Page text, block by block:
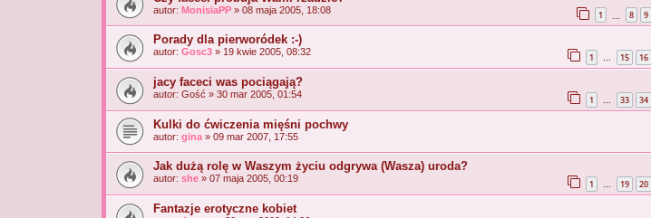
autor: MonisiaPP » 08 maja 2005, 18:08 1 8 9
Porady dla pierworódek :-)
autor: Gosc3 » 19 kwie 2005, 08:32 1 … 15 16
jacy faceci was pociągają?
autor: Gość » 30 mar 2005, 01:54 1 … 33 34
Kulki do ćwiczenia mięśni pochwy
autor: gina » 09 mar 2007, 17:55
Jak dużą rolę w Waszym życiu odgrywa (Wasza) uroda?
autor: she » 07 maja 2005, 00:19 1 … 19 20
Fantazje erotyczne kobiet